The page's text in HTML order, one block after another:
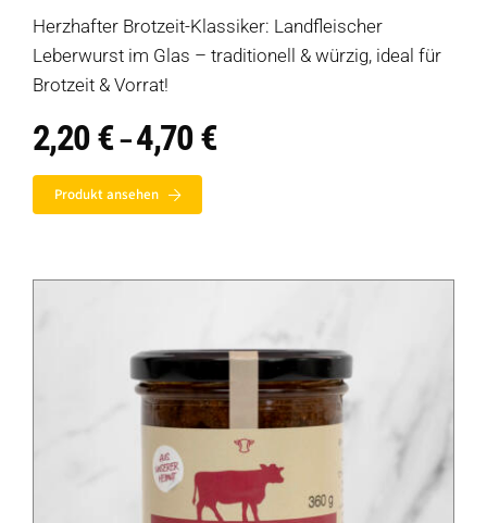
Herzhafter Brotzeit-Klassiker: Landfleischer
Leberwurst im Glas – traditionell & würzig, ideal für
Brotzeit & Vorrat!
2,20€ –4,70€Preisspanne:
2,20 €
Produkt ansehen